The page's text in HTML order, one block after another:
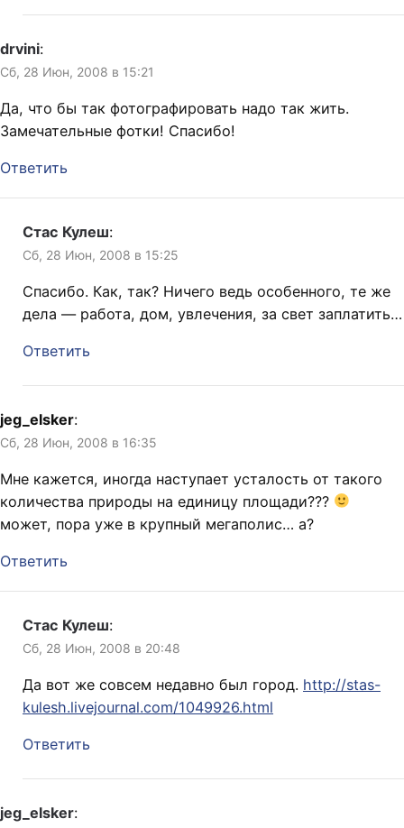
drvini:
Сб, 28 Июн, 2008 в 15:21
Да, что бы так фотографировать надо так жить.
Замечательные фотки! Спасибо!
Ответить
Стас Кулеш:
Сб, 28 Июн, 2008 в 15:25
Спасибо. Как, так? Ничего ведь особенного, те же
дела — работа, дом, увлечения, за свет заплатить…
Ответить
jeg_elsker:
Сб, 28 Июн, 2008 в 16:35
Мне кажется, иногда наступает усталость от такого
количества природы на единицу площади???
может, пора уже в крупный мегаполис… а?
Ответить
Стас Кулеш:
Сб, 28 Июн, 2008 в 20:48
Да вот же совсем недавно был город. http://stas-
kulesh.livejournal.com/1049926.html
Ответить
jeg_elsker: